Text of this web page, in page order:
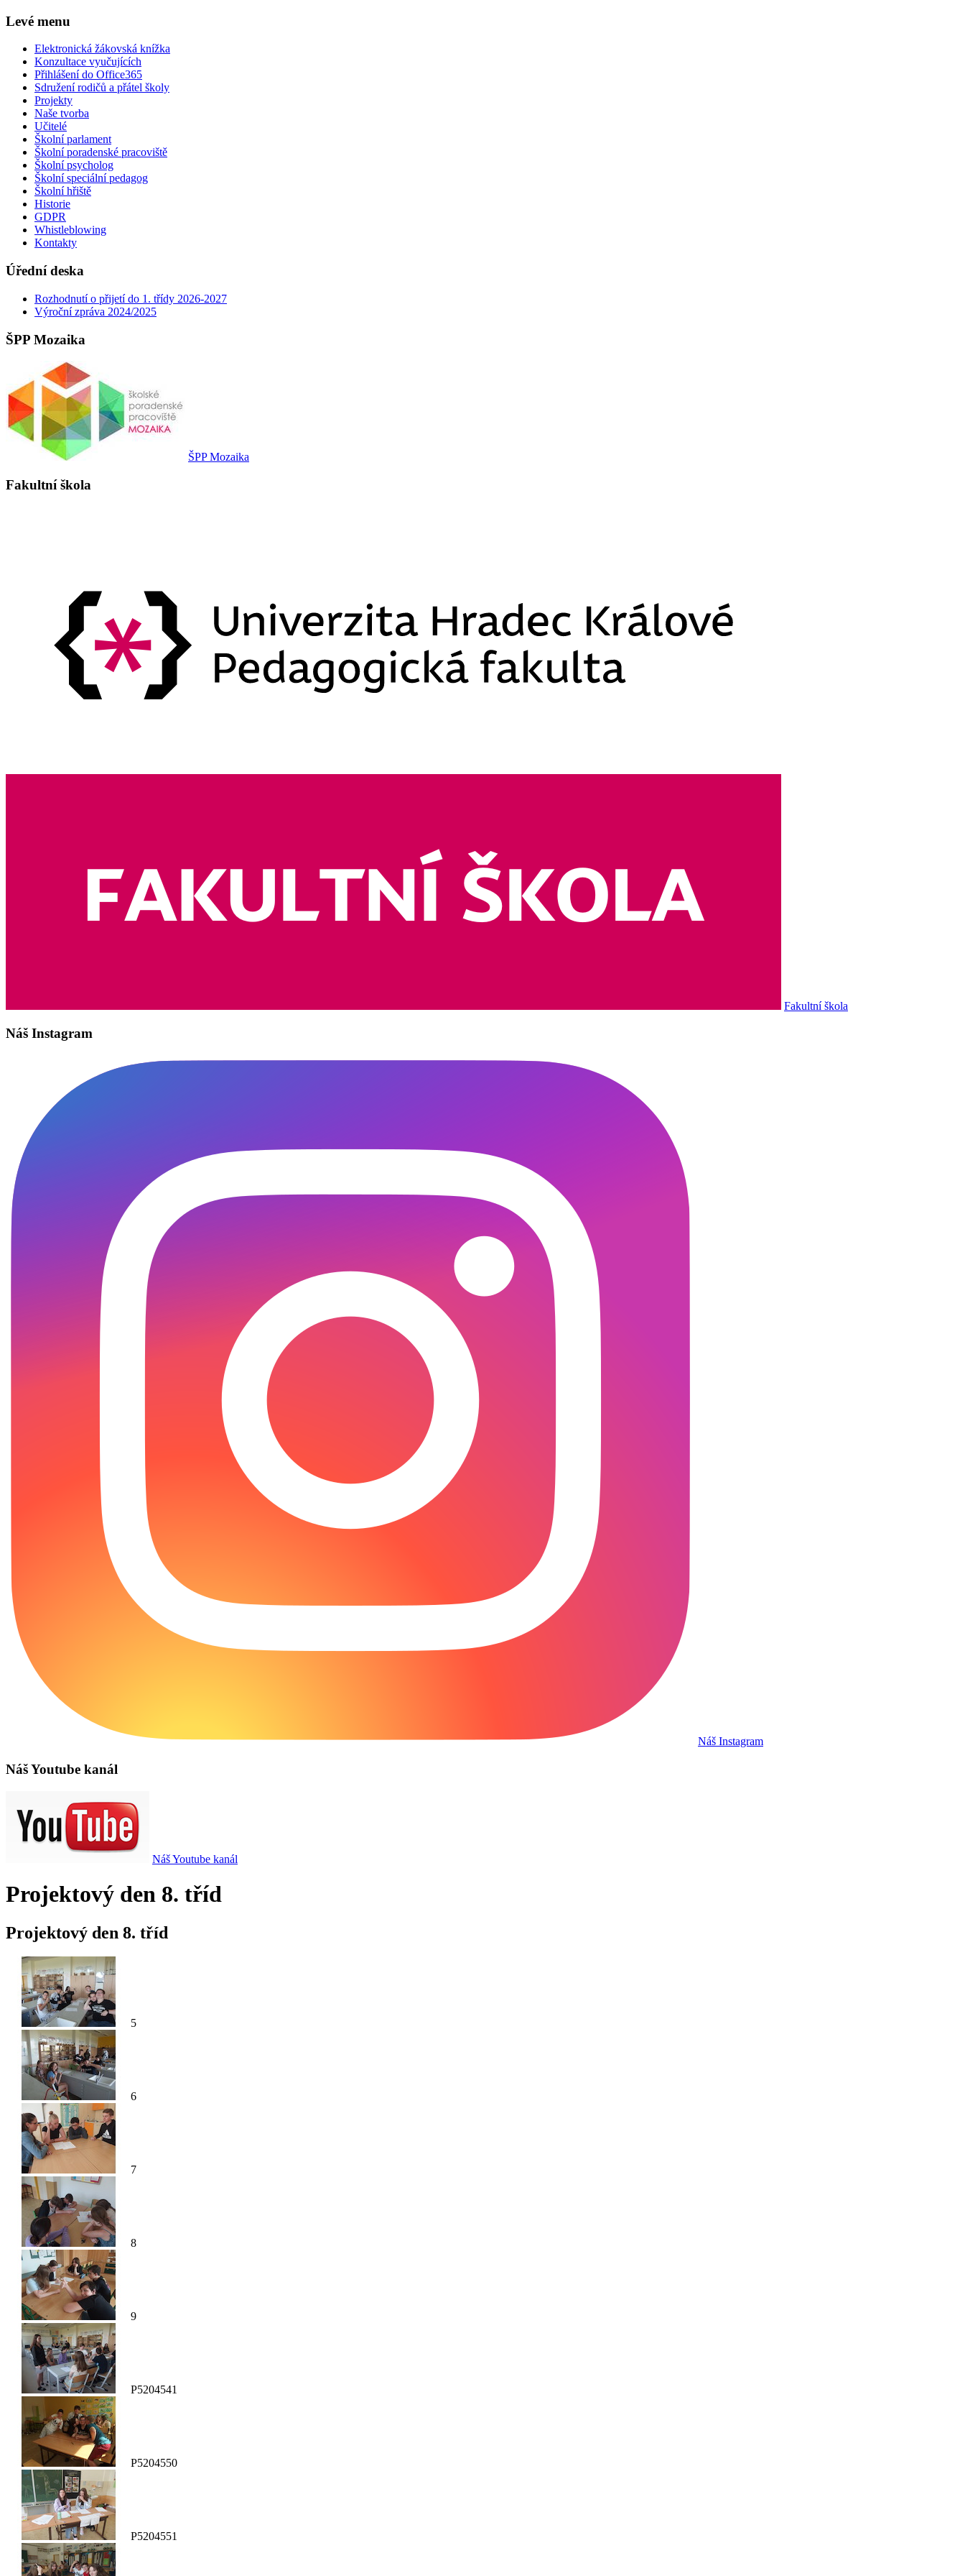
Levé menu
Elektronická žákovská knížka
Konzultace vyučujících
Přihlášení do Office365
Sdružení rodičů a přátel školy
Projekty
Naše tvorba
Učitelé
Školní parlament
Školní poradenské pracoviště
Školní psycholog
Školní speciální pedagog
Školní hřiště
Historie
GDPR
Whistleblowing
Kontakty
Úřední deska
Rozhodnutí o přijetí do 1. třídy 2026-2027
Výroční zpráva 2024/2025
ŠPP Mozaika
ŠPP Mozaika
Fakultní škola
Fakultní škola
Náš Instagram
Náš Instagram
Náš Youtube kanál
Náš Youtube kanál
Projektový den 8. tříd
Projektový den 8. tříd
5
6
7
8
9
P5204541
P5204550
P5204551